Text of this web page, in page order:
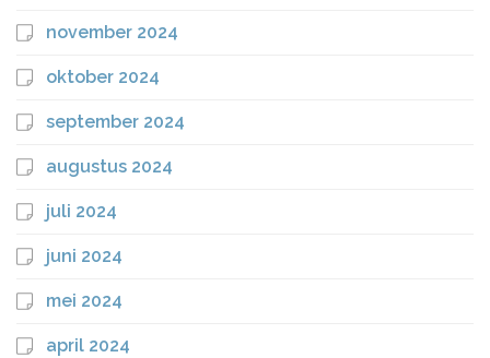
november 2024
oktober 2024
september 2024
augustus 2024
juli 2024
juni 2024
mei 2024
april 2024